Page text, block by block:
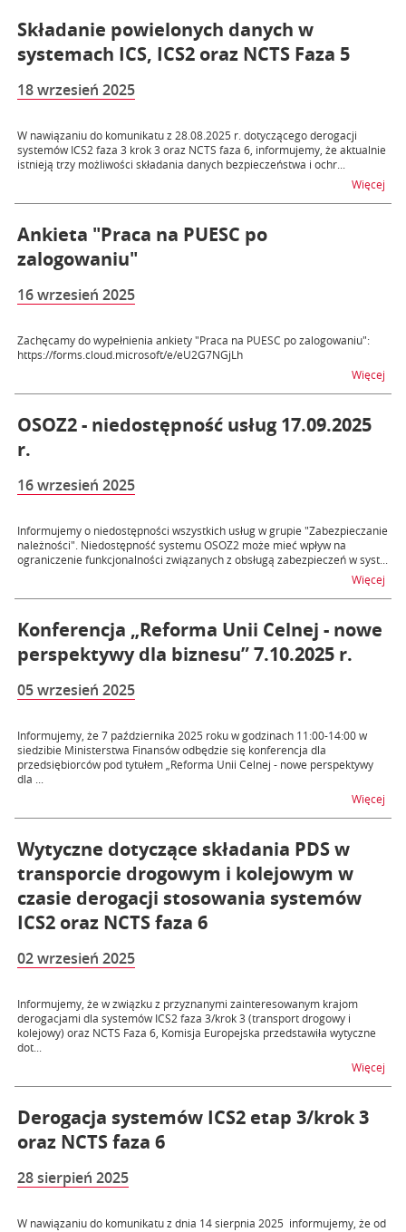
Składanie powielonych danych w
systemach ICS, ICS2 oraz NCTS Faza 5
18 wrzesień 2025
W nawiązaniu do komunikatu z 28.08.2025 r. dotyczącego derogacji
systemów ICS2 faza 3 krok 3 oraz NCTS faza 6, informujemy, że aktualnie
istnieją trzy możliwości składania danych bezpieczeństwa i ochr...
Więcej
Ankieta "Praca na PUESC po
zalogowaniu"
16 wrzesień 2025
Zachęcamy do wypełnienia ankiety "Praca na PUESC po zalogowaniu":
https://forms.cloud.microsoft/e/eU2G7NGjLh
Więcej
OSOZ2 - niedostępność usług 17.09.2025
r.
16 wrzesień 2025
Informujemy o niedostępności wszystkich usług w grupie "Zabezpieczanie
należności". Niedostępność systemu OSOZ2 może mieć wpływ na
ograniczenie funkcjonalności związanych z obsługą zabezpieczeń w syst...
Więcej
Konferencja „Reforma Unii Celnej - nowe
perspektywy dla biznesu” 7.10.2025 r.
05 wrzesień 2025
Informujemy, że 7 października 2025 roku w godzinach 11:00-14:00 w
siedzibie Ministerstwa Finansów odbędzie się konferencja dla
przedsiębiorców pod tytułem „Reforma Unii Celnej - nowe perspektywy
dla ...
Więcej
Wytyczne dotyczące składania PDS w
transporcie drogowym i kolejowym w
czasie derogacji stosowania systemów
ICS2 oraz NCTS faza 6
02 wrzesień 2025
Informujemy, że w związku z przyznanymi zainteresowanym krajom
derogacjami dla systemów ICS2 faza 3/krok 3 (transport drogowy i
kolejowy) oraz NCTS Faza 6, Komisja Europejska przedstawiła wytyczne
dot...
Więcej
Derogacja systemów ICS2 etap 3/krok 3
oraz NCTS faza 6
28 sierpień 2025
W nawiązaniu do komunikatu z dnia 14 sierpnia 2025 informujemy, że od